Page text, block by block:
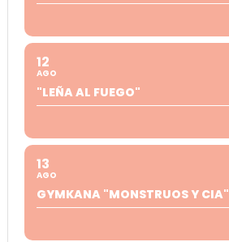
12
AGO
"LEÑA AL FUEGO"
13
AGO
GYMKANA "MONSTRUOS Y CIA"